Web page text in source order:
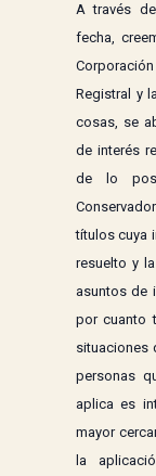
A través
fecha,
Registral y
cosas, se
de interés
de lo
títulos cuya
resuelto y
asuntos de
por cuanto
situaciones
personas
aplica es
mayor
la